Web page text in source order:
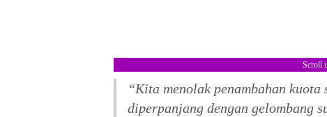
Scroll
“Kita menolak penambahan
diperpanjang dengan gelombang